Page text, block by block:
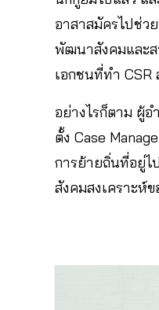
อาสาสมัครไปช่ว
พัฒนาสังคมและส
เอกชนที่ทำ CSR
อย่างไรก็ตาม ผู้
ตั้ง Case
การย้ายถิ่นที่อยู่ไ
สังคมสงเคราะห์